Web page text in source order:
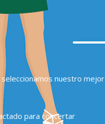
nuestro mejor
para concertar